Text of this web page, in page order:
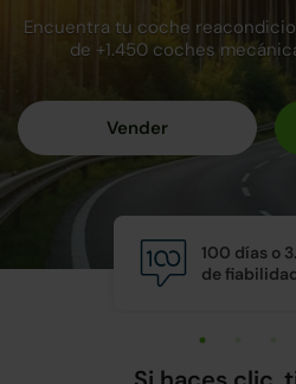
Encuentra tu coche
de +1.450 coches
100 días o
de